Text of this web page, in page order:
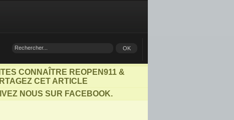
CONNAÎTRE REOPEN911 &
CET ARTICLE
NOUS SUR FACEBOOK.